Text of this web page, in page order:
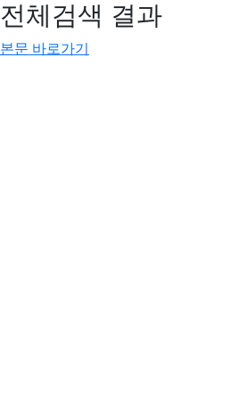
전체검색 결과
본문 바로가기